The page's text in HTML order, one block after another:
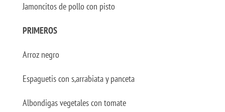
Jamoncitos de pollo con pisto
PRIMEROS
Arroz negro
Espaguetis con s,arrabiata y panceta
Albondigas vegetales con tomate